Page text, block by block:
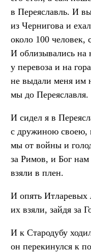
в Переяславль. И
из Чернигова и
около 100 человек,
И облизывались на
у перевоза и на
не выдали меня им
мы до Переяславля.
И сидел я в
с дружиною своею,
мы от войны и
за Римов, и Бог
взяли в плен.
И опять
их взяли, зайдя за
И к Стародубу
он перекинулся к